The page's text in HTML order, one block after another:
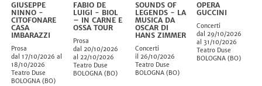
GIUSEPPE
NINNO -
CITOFONARE
CASA
IMBARAZZI
Prosa
dal 17/10/2026 al
18/10/2026
Teatro Duse
BOLOGNA ( BO)
FABIO DE
LUIGI - BIOL
– IN CARNE E
OSSA TOUR
Prosa
dal 20/10/2026
al 22/10/2026
Teatro Duse
BOLOGNA( BO)
SOUNDS OF
LEGENDS - LA
MUSICA DA
OSCAR DI
HANS ZIMMER
Concerti
il 26/10/2026
Teatro Duse
BOLOGNA( BO)
OPERA
GUCCINI
Concerti
dal 29/10/2026
al 31/10/2026
Teatro Duse
BOLOGNA ( BO)